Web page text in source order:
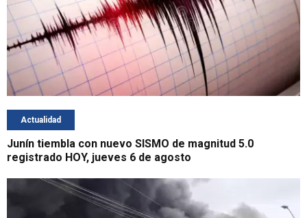
Actualidad
Junín tiembla con nuevo SISMO de magnitud 5.0
registrado HOY, jueves 6 de agosto